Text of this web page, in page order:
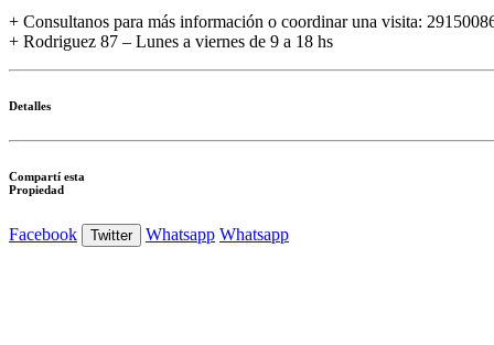
+ Consultanos para más información o coordinar una visita:
+ Rodriguez 87 – Lunes a viernes de 9 a 18 hs
Detalles
Compartí esta
Propiedad
Facebook Twitter Whatsapp Whatsapp